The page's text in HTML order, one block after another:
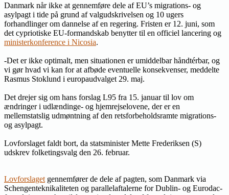
Danmark når ikke at gennemføre dele af EU’s migrations- og
asylpagt i tide på grund af valgudskrivelsen og 10 ugers
forhandlinger om dannelse af en regering. Fristen er 12. juni, som
det cypriotiske EU-formandskab benytter til en officiel lancering og
ministerkonference i Nicosia.
-Det er ikke optimalt, men situationen er umiddelbar håndtérbar, og
vi gør hvad vi kan for at afbøde eventuelle konsekvenser, meddelte
Rasmus Stoklund i europaudvalget 29. maj.
Det drejer sig om hans forslag L95 fra 15. januar til lov om
ændringer i udlændinge- og hjemrejselovene, der er en
mellemstatslig udmøntning af den retsforbeholdsramte migrations-
og asylpagt.
Lovforslaget faldt bort, da statsminister Mette Frederiksen (S)
udskrev folketingsvalg den 26. februar.
Lovforslaget gennemfører de dele af pagten, som Danmark via
Schengenteknikaliteten og parallelaftalerne for Dublin- og Eurodac-